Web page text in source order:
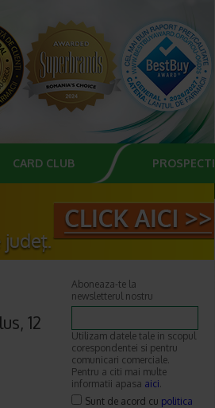
CARD CLUB PROSPECTE
12
Aboneaza-te la
newsletterul nostru
Utilizam datele tale in scopul
corespondentei si pentru
comunicari comerciale.
Pentru a citi mai multe
informatii apasa aici.
Sunt de acord cu politica